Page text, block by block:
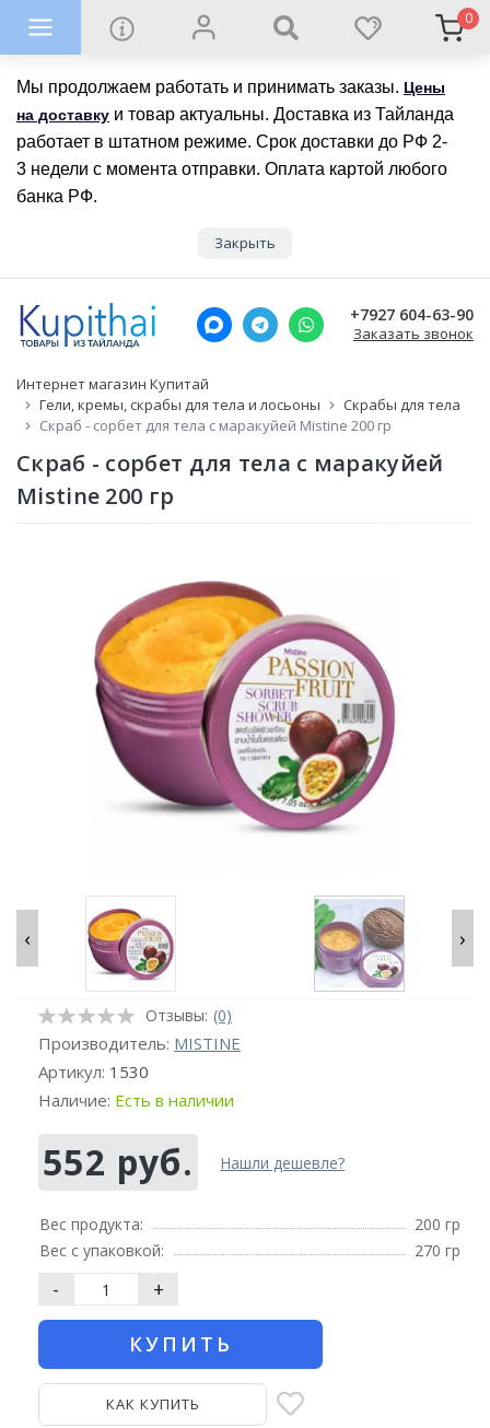
Мы продолжаем работать и принимать заказы. Цены
на доставку и товар актуальны. Доставка из Тайланда
работает в штатном режиме. Срок доставки до РФ 2-
3 недели с момента отправки. Оплата картой любого
банка РФ.
Закрыть
0
+7927 604-63-90
Заказать звонок
Интернет магазин Купитай
Гели, кремы, скрабы для тела и лосьоны
Скрабы для тела
Скраб - сорбет для тела с маракуйей Mistine 200 гр
Скраб - сорбет для тела с маракуйей
Mistine 200 гр
‹ ›
Отзывы: (0)
Производитель: MISTINE
Артикул: 1530
Наличие: Есть в наличии
552 руб. Нашли дешевле?
Вес продукта:
200 гр
Вес с упаковкой:
270 гр
- +
КУПИТЬ
КАК КУПИТЬ